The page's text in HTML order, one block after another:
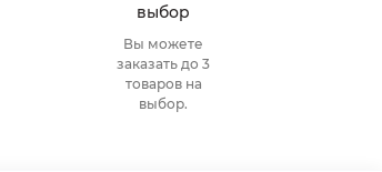
выбор
Вы можете
заказать до 3
товаров на
выбор.